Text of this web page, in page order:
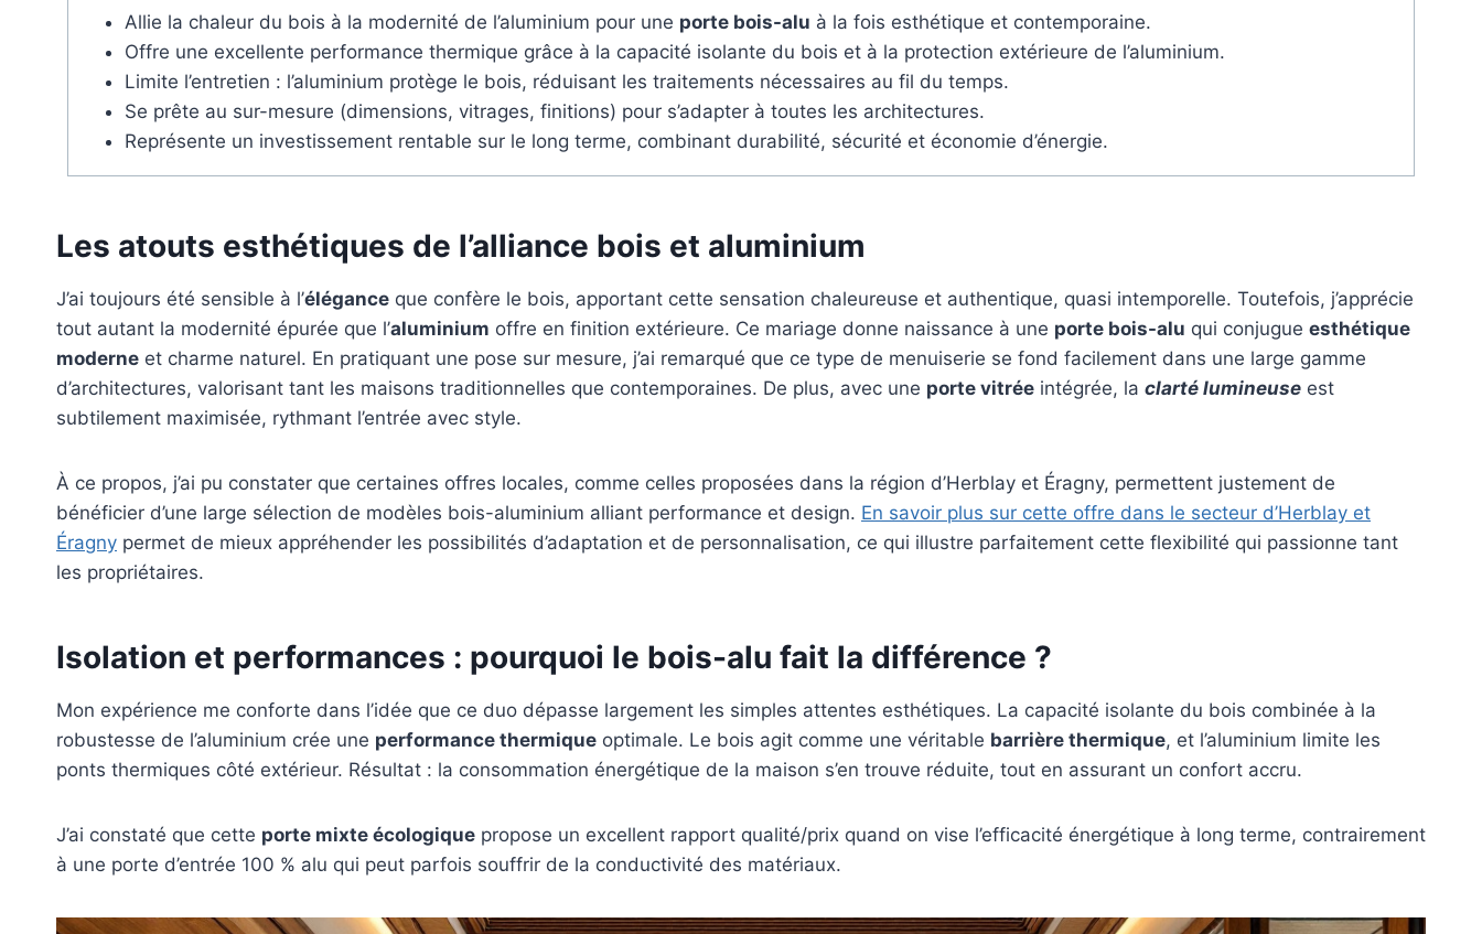
Allie la chaleur du bois à la modernité de l’aluminium pour une porte bois-alu à la fois esthétique et contemporaine.
Offre une excellente performance thermique grâce à la capacité isolante du bois et à la protection extérieure de l’aluminium.
Limite l’entretien : l’aluminium protège le bois, réduisant les traitements nécessaires au fil du temps.
Se prête au sur-mesure (dimensions, vitrages, finitions) pour s’adapter à toutes les architectures.
Représente un investissement rentable sur le long terme, combinant durabilité, sécurité et économie d’énergie.
Les atouts esthétiques de l’alliance bois et aluminium
J’ai toujours été sensible à l’élégance que confère le bois, apportant cette sensation chaleureuse et authentique, quasi intemporelle. Toutefois, j’apprécie
tout autant la modernité épurée que l’aluminium offre en finition extérieure. Ce mariage donne naissance à une porte bois-alu qui conjugue esthétique
moderne et charme naturel. En pratiquant une pose sur mesure, j’ai remarqué que ce type de menuiserie se fond facilement dans une large gamme
d’architectures, valorisant tant les maisons traditionnelles que contemporaines. De plus, avec une porte vitrée intégrée, la clarté lumineuse est
subtilement maximisée, rythmant l’entrée avec style.
À ce propos, j’ai pu constater que certaines offres locales, comme celles proposées dans la région d’Herblay et Éragny, permettent justement de
bénéficier d’une large sélection de modèles bois-aluminium alliant performance et design. En savoir plus sur cette offre dans le secteur d’Herblay et
Éragny permet de mieux appréhender les possibilités d’adaptation et de personnalisation, ce qui illustre parfaitement cette flexibilité qui passionne tant
les propriétaires.
Isolation et performances : pourquoi le bois-alu fait la différence ?
Mon expérience me conforte dans l’idée que ce duo dépasse largement les simples attentes esthétiques. La capacité isolante du bois combinée à la
robustesse de l’aluminium crée une performance thermique optimale. Le bois agit comme une véritable barrière thermique, et l’aluminium limite les
ponts thermiques côté extérieur. Résultat : la consommation énergétique de la maison s’en trouve réduite, tout en assurant un confort accru.
J’ai constaté que cette porte mixte écologique propose un excellent rapport qualité/prix quand on vise l’efficacité énergétique à long terme, contrairement
à une porte d’entrée 100 % alu qui peut parfois souffrir de la conductivité des matériaux.